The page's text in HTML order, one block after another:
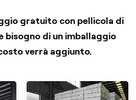
gratuito con pellicola di
bisogno di un imballaggio
verrà aggiunto.